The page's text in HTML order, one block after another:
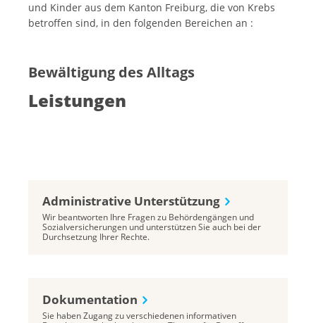
und Kinder aus dem Kanton Freiburg, die von Krebs
betroffen sind, in den folgenden Bereichen an :
Bewältigung des Alltags
Leistungen
Administrative Unterstützung
Wir beantworten Ihre Fragen zu Behördengängen und
Sozialversicherungen und unterstützen Sie auch bei der
Durchsetzung Ihrer Rechte.
Dokumentation
Sie haben Zugang zu verschiedenen informativen